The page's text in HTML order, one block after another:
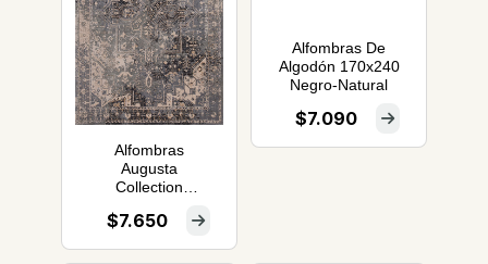
Alfombras
Augusta
Collection
$7.650
Alfombras De
Algodón 170x240
Negro-Natural
$7.090